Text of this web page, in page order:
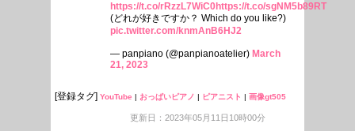
https://t.co/rRzzL7WiC0https://t.co/sgNM5b89RT
(どれが好きですか？ Which do you like?)
pic.twitter.com/knmAnB6HJ2
— panpiano (@panpianoatelier) March
21, 2023
[登録タグ] YouTube | おっぱいピアノ | ピアニスト | 画像gt505
更新日：2023年05月11日10時00分